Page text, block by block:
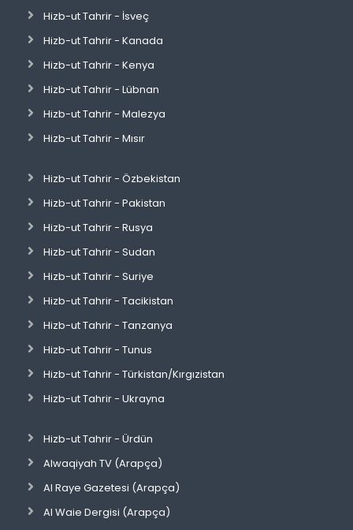
Hizb-ut Tahrir - İsveç
Hizb-ut Tahrir - Kanada
Hizb-ut Tahrir - Kenya
Hizb-ut Tahrir - Lübnan
Hizb-ut Tahrir - Malezya
Hizb-ut Tahrir - Mısır
Hizb-ut Tahrir - Özbekistan
Hizb-ut Tahrir - Pakistan
Hizb-ut Tahrir - Rusya
Hizb-ut Tahrir - Sudan
Hizb-ut Tahrir - Suriye
Hizb-ut Tahrir - Tacikistan
Hizb-ut Tahrir - Tanzanya
Hizb-ut Tahrir - Tunus
Hizb-ut Tahrir - Türkistan/Kırgızistan
Hizb-ut Tahrir - Ukrayna
Hizb-ut Tahrir - Ürdün
Alwaqiyah TV (Arapça)
Al Raye Gazetesi (Arapça)
Al Waie Dergisi (Arapça)